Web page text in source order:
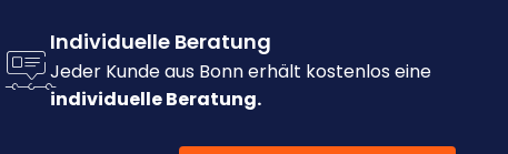
Individuelle Beratung
Jeder Kunde aus Bonn erhält kostenlos eine
individuelle Beratung.